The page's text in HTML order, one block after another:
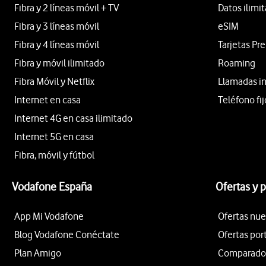
Fibra y 2 líneas móvil + TV
Fibra y 3 líneas móvil
Fibra y 4 líneas móvil
Fibra y móvil ilimitado
Fibra Móvil y Netflix
Internet en casa
Internet 4G en casa ilimitado
Internet 5G en casa
Fibra, móvil y fútbol
Datos
eSIM
Tarjetas
Roaming
Llamadas
Teléfono
Vodafone España
App Mi Vodafone
Blog Vodafone Conéctate
Plan Amigo
Ofertas y
Ofertas
Ofertas